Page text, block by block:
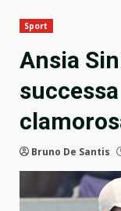
Sport
Ansia
Bruno De Santis